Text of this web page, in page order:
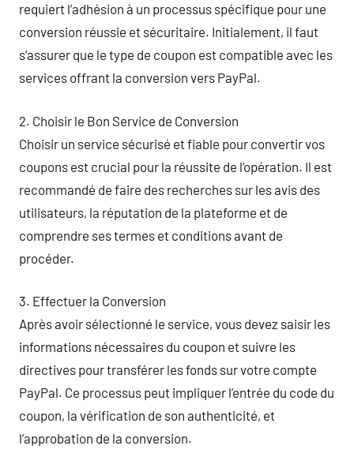
requiert l’adhésion à un processus spécifique pour une
conversion réussie et sécuritaire. Initialement, il faut
s’assurer que le type de coupon est compatible avec les
services offrant la conversion vers PayPal.
2. Choisir le Bon Service de Conversion
Choisir un service sécurisé et fiable pour convertir vos
coupons est crucial pour la réussite de l’opération. Il est
recommandé de faire des recherches sur les avis des
utilisateurs, la réputation de la plateforme et de
comprendre ses termes et conditions avant de
procéder.
3. Effectuer la Conversion
Après avoir sélectionné le service, vous devez saisir les
informations nécessaires du coupon et suivre les
directives pour transférer les fonds sur votre compte
PayPal. Ce processus peut impliquer l’entrée du code du
coupon, la vérification de son authenticité, et
l’approbation de la conversion.